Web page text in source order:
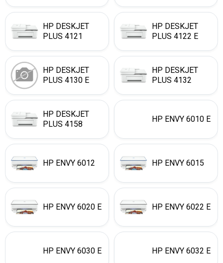
HP DESKJET
PLUS 4121
HP DESKJET
PLUS 4122 E
HP DESKJET
PLUS 4130 E
HP DESKJET
PLUS 4132
HP DESKJET
PLUS 4158
HP ENVY 6010 E
HP ENVY 6012 HP ENVY 6015
HP ENVY 6020 E HP ENVY 6022 E
HP ENVY 6030 E HP ENVY 6032 E